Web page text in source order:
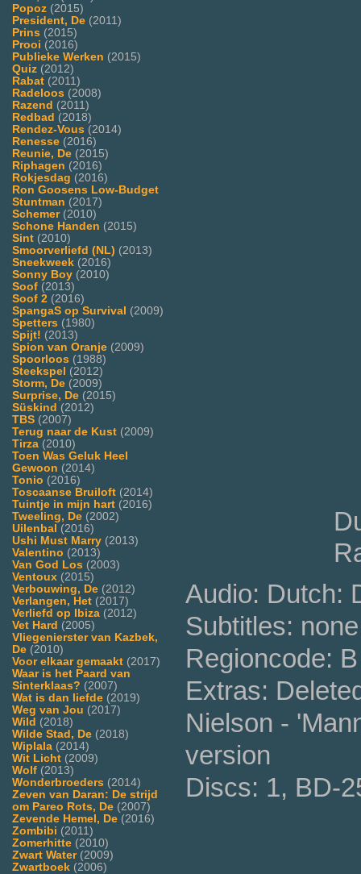
Popoz (2015)
President, De (2011)
Prins (2015)
Prooi (2016)
Publieke Werken (2015)
Quiz (2012)
Rabat (2011)
Radeloos (2008)
Razend (2011)
Redbad (2018)
Rendez-Vous (2014)
Renesse (2016)
Reunie, De (2015)
Riphagen (2016)
Rokjesdag (2016)
Ron Goosens Low-Budget
Stuntman (2017)
Schemer(2010)
Schone Handen (2015)
Sint (2010)
Smoorverliefd (NL) (2013)
Sneekweek (2016)
Sonny Boy (2010)
Soof (2013)
Soof 2 (2016)
SpangaS op Survival (2009)
Spetters (1980)
Spijt! (2013)
Spion van Oranje (2009)
Spoorloos (1988)
Steekspel (2012)
Storm, De (2009)
Surprise, De (2015)
Süskind (2012)
TBS (2007)
Terug naar de Kust (2009)
Tirza (2010)
Toen Was Geluk Heel
Gewoon (2014)
Tonio (2016)
Toscaanse Bruiloft (2014)
Tuintje in mijn hart (2016)
Tweeling, De (2002)
Uilenbal (2016)
Ushi Must Marry (2013)
Valentino (2013)
Van God Los (2003)
Ventoux (2015)
Verbouwing, De (2012)
Verlangen, Het (2017)
Verliefd op Ibiza (2012)
Vet Hard (2005)
Vliegenierster van Kazbek,
De (2010)
Voor elkaar gemaakt (2017)
Waar is het Paard van
Sinterklaas? (2007)
Wat is dan liefde (2019)
Weg van Jou (2017)
Wild (2018)
Wilde Stad, De (2018)
Wiplala (2014)
Wit Licht (2009)
Wolf (2013)
Wonderbroeders (2014)
Zeven van Daran: De strijd
om Pareo Rots, De (2007)
Zevende Hemel, De (2016)
Zombibi (2011)
Zomerhitte (2010)
Zwart Water(2009)
Zwartboek (2006)
Audio: Dutch:
Subtitles: none
Regioncode:
Extras:
Nielson -
version
Discs: 1, BD-